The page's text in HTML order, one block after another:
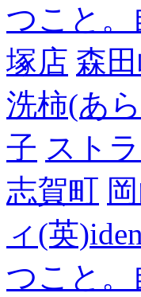
つこと。
塚店 森
洗柿(あ
子 スト
志賀町
ィ(英
つこと。